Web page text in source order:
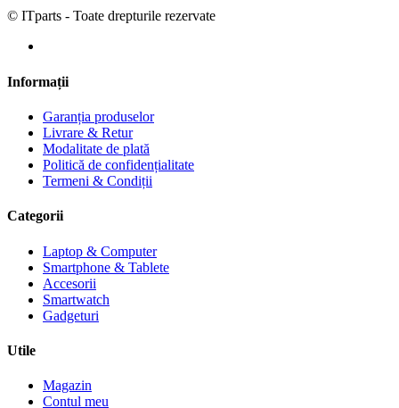
© ITparts - Toate drepturile rezervate
Informații
Garanția produselor
Livrare & Retur
Modalitate de plată
Politică de confidențialitate
Termeni & Condiții
Categorii
Laptop & Computer
Smartphone & Tablete
Accesorii
Smartwatch
Gadgeturi
Utile
Magazin
Contul meu